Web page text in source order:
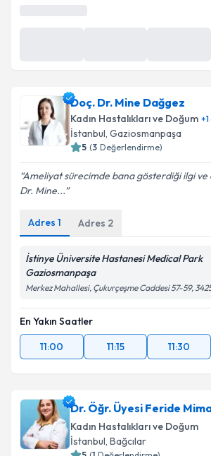
Doç. Dr. Mine Dağgez
Kadın Hastalıkları ve Doğum
İstanbul, Gaziosmanpaşa
( Değerlendirme)
Ameliyat sürecimde bana gösterdiği ilgi ve
Dr. Mine...
Adres 1 Adres 2
İstinye Üniversite Hastanesi Medical Park
Gaziosmanpaşa
Merkez Mahallesi, Çukurçeşme Caddesi 57-59,
En Yakın Saatler
11:00
11:15 11:30
Dr. Öğr. Üyesi Feride
Kadın Hastalıkları ve Doğum
İstanbul, Bağcılar